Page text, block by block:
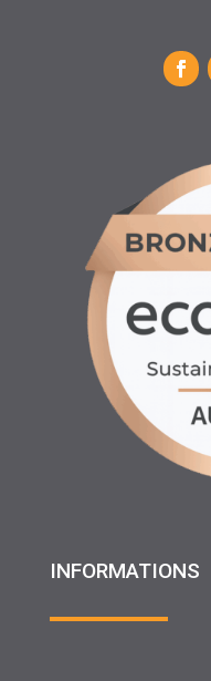
INFORMATIONS